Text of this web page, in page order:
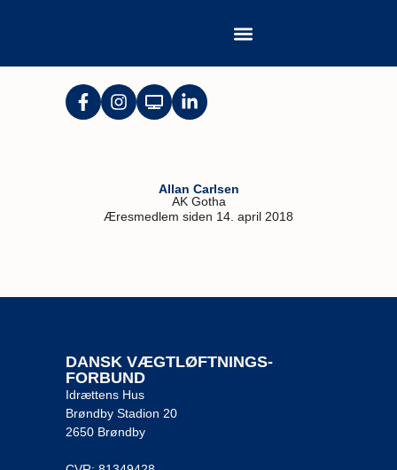
Allan Carlsen
AK Gotha
Æresmedlem siden 14. april 2018
DANSK VÆGTLØFTNINGS-
FORBUND
Idrættens Hus
Brøndby Stadion 20
2650 Brøndby